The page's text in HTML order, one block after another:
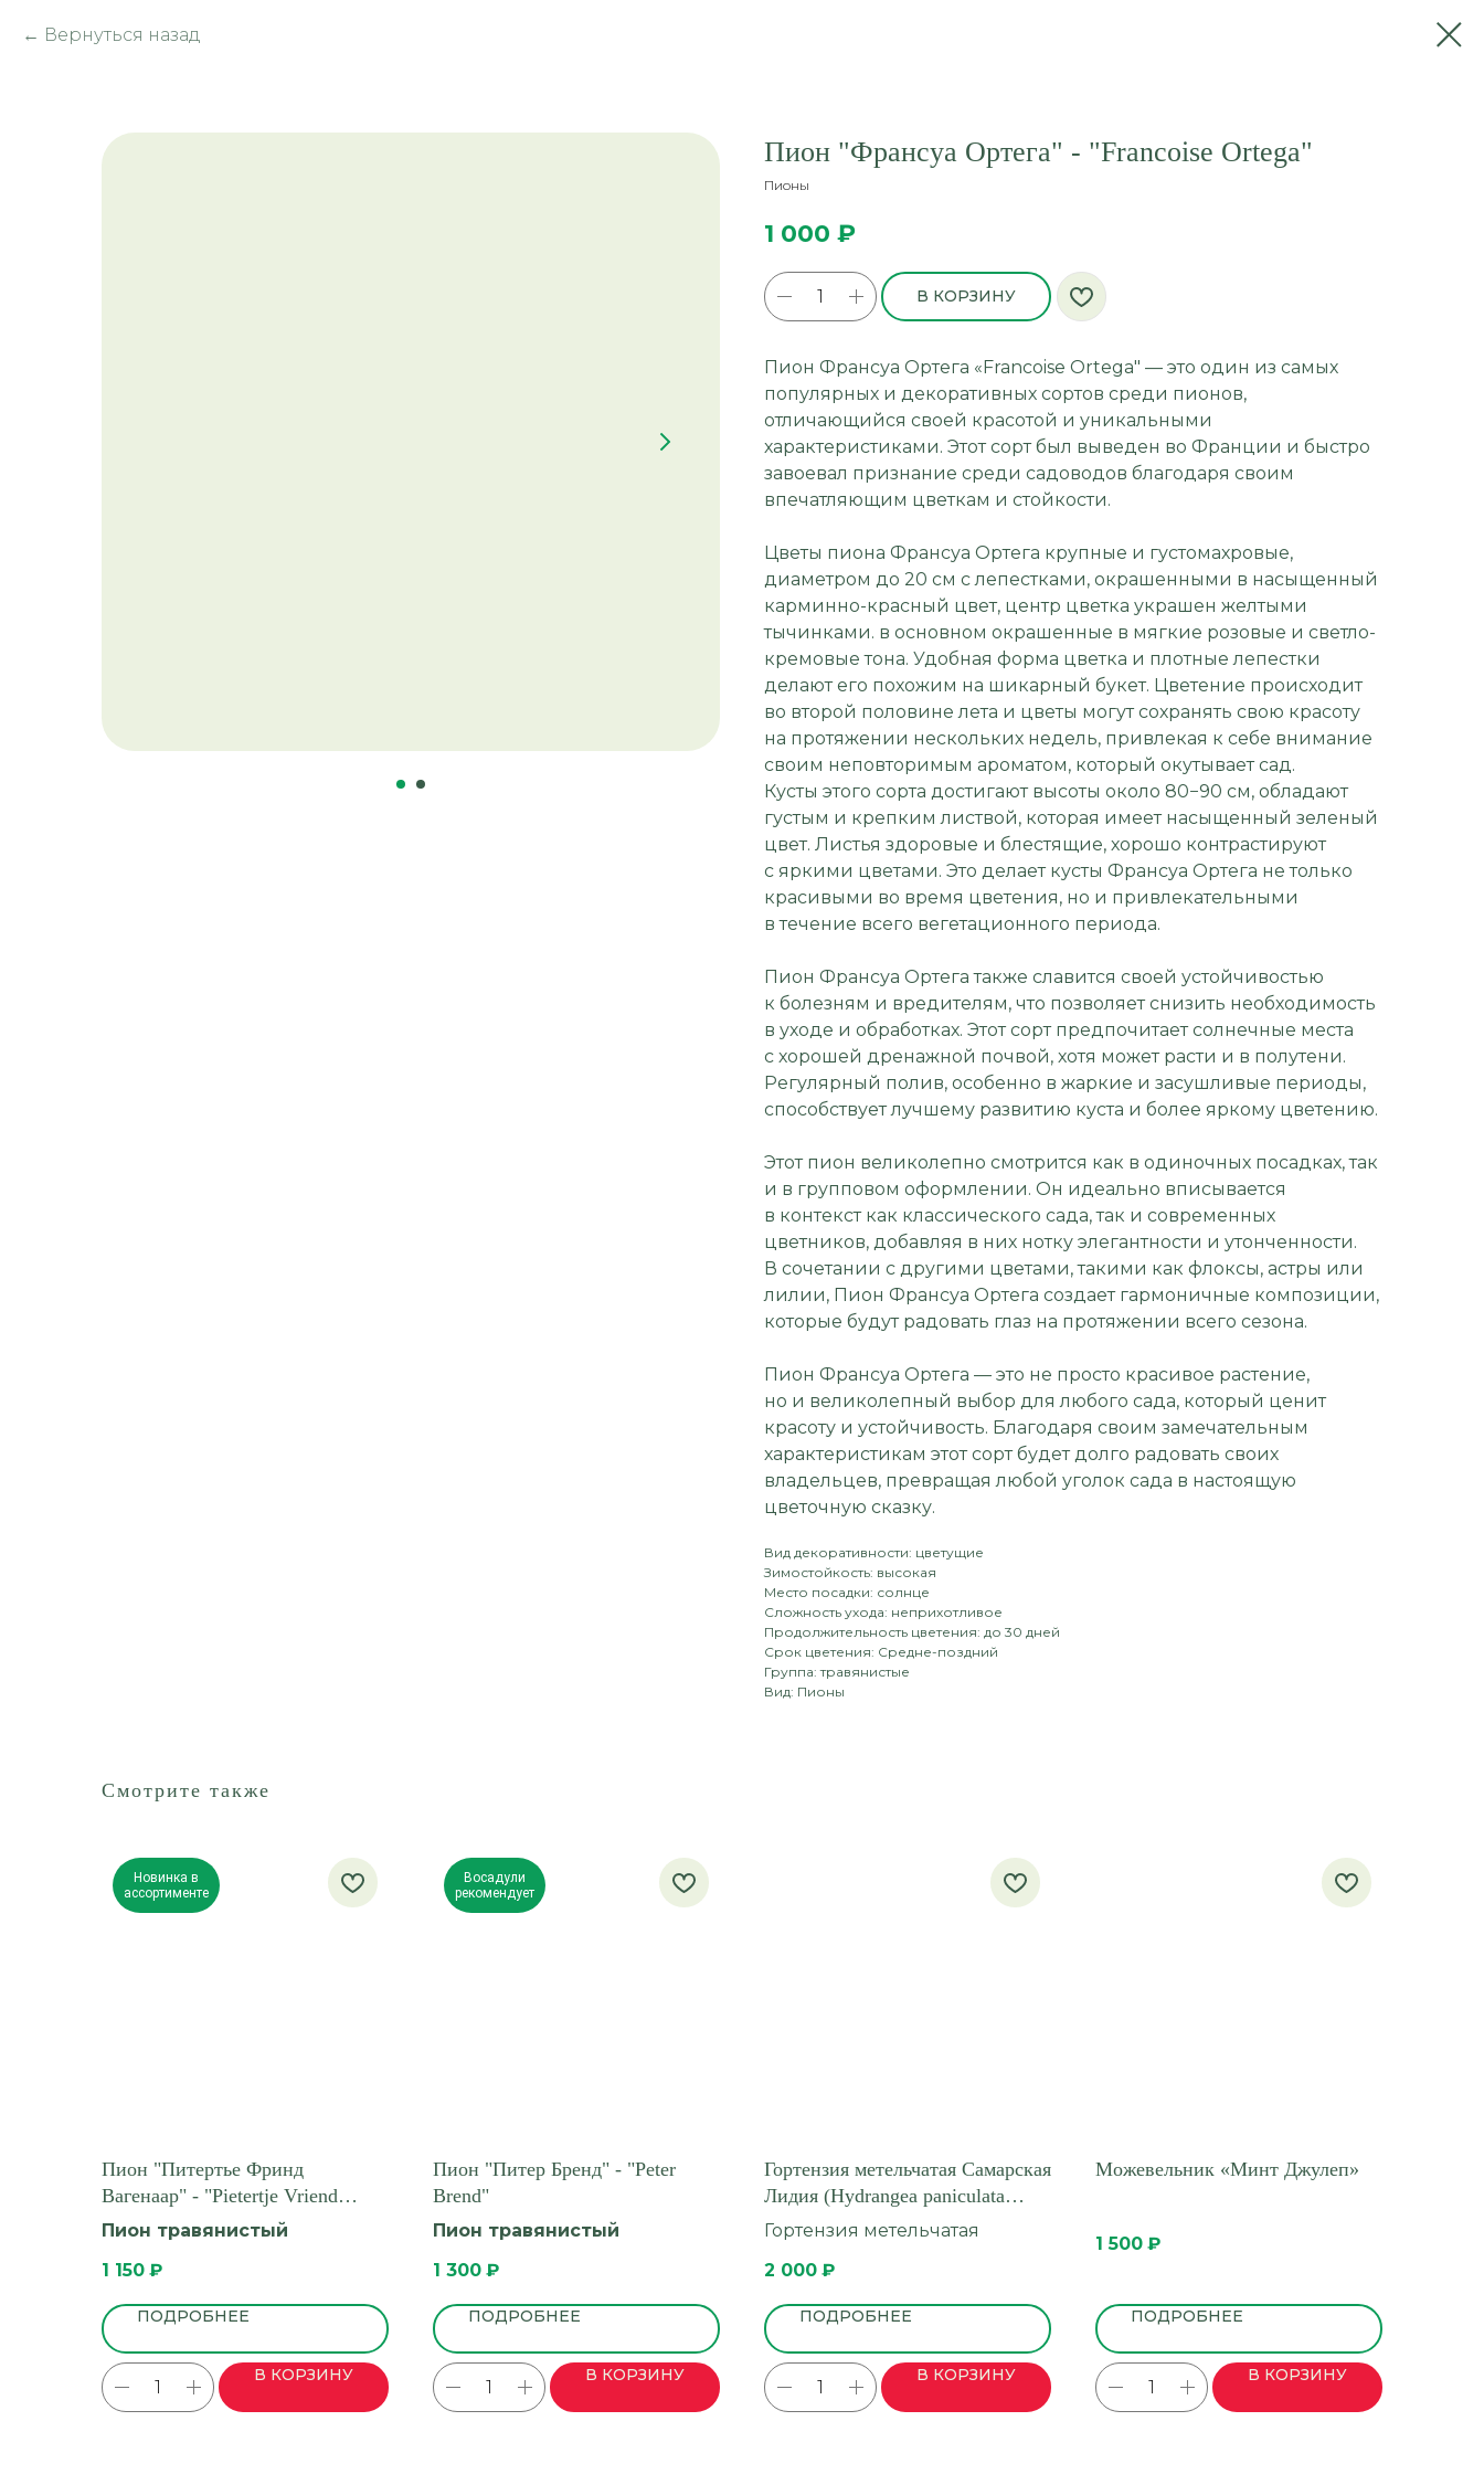
Вернуться назад
Пион "Франсуа Ортега" - "Francoise Ortega"
Пионы
1 000 ₽
В КОРЗИНУ
Пион Франсуа Ортега «Francoise Ortega" — это один из самых
популярных и декоративных сортов среди пионов,
отличающийся своей красотой и уникальными
характеристиками. Этот сорт был выведен во Франции и быстро
завоевал признание среди садоводов благодаря своим
впечатляющим цветкам и стойкости.
Цветы пиона Франсуа Ортега крупные и густомахровые,
диаметром до 20 см с лепестками, окрашенными в насыщенный
карминно-красный цвет, центр цветка украшен желтыми
тычинками. в основном окрашенные в мягкие розовые и светло-
кремовые тона. Удобная форма цветка и плотные лепестки
делают его похожим на шикарный букет. Цветение происходит
во второй половине лета и цветы могут сохранять свою красоту
на протяжении нескольких недель, привлекая к себе внимание
своим неповторимым ароматом, который окутывает сад.
Кусты этого сорта достигают высоты около 80−90 см, обладают
густым и крепким листвой, которая имеет насыщенный зеленый
цвет. Листья здоровые и блестящие, хорошо контрастируют
с яркими цветами. Это делает кусты Франсуа Ортега не только
красивыми во время цветения, но и привлекательными
в течение всего вегетационного периода.
Пион Франсуа Ортега также славится своей устойчивостью
к болезням и вредителям, что позволяет снизить необходимость
в уходе и обработках. Этот сорт предпочитает солнечные места
с хорошей дренажной почвой, хотя может расти и в полутени.
Регулярный полив, особенно в жаркие и засушливые периоды,
способствует лучшему развитию куста и более яркому цветению.
Этот пион великолепно смотрится как в одиночных посадках, так
и в групповом оформлении. Он идеально вписывается
в контекст как классического сада, так и современных
цветников, добавляя в них нотку элегантности и утонченности.
В сочетании с другими цветами, такими как флоксы, астры или
лилии, Пион Франсуа Ортега создает гармоничные композиции,
которые будут радовать глаз на протяжении всего сезона.
Пион Франсуа Ортега — это не просто красивое растение,
но и великолепный выбор для любого сада, который ценит
красоту и устойчивость. Благодаря своим замечательным
характеристикам этот сорт будет долго радовать своих
владельцев, превращая любой уголок сада в настоящую
цветочную сказку.
Вид декоративности: цветущие
Зимостойкость: высокая
Место посадки: солнце
Сложность ухода: неприхотливое
Продолжительность цветения: до 30 дней
Срок цветения: Средне-поздний
Группа: травянистые
Вид: Пионы
Смотрите также
Новинка в
ассортименте
Пион "Питертье Фринд
Вагенаар" - "Pietertje Vriend
Wagenaar"
Пион травянистый
1 150 ₽
ПОДРОБНЕЕ
В КОРЗИНУ
Восадули
рекомендует
Пион "Питер Бренд" - "Peter
Brend"
Пион травянистый
1 300 ₽
ПОДРОБНЕЕ
В КОРЗИНУ
Гортензия метельчатая Самарская
Лидия (Hydrangea paniculata
‘Samarskaya Lidiya)
Гортензия метельчатая
2 000 ₽
ПОДРОБНЕЕ
В КОРЗИНУ
Можевельник «Минт Джулеп»
1 500 ₽
ПОДРОБНЕЕ
В КОРЗИНУ